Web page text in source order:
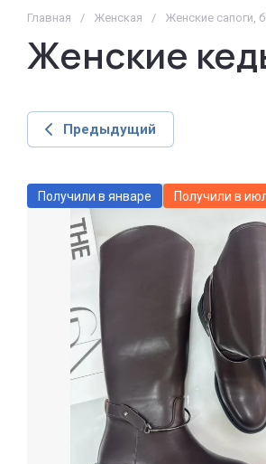
Главная / Женская / Женские сапоги,
Женские
Предыдущий
Получили в январе Получили в